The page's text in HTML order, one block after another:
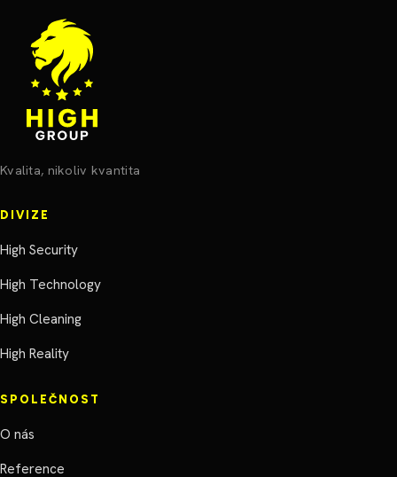
Kvalita, nikoliv kvantita
DIVIZE
High Security
High Technology
High Cleaning
High Reality
SPOLEČNOST
O nás
Reference